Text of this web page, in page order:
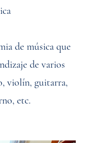
de música que
de varios
violín, guitarra,
etc.